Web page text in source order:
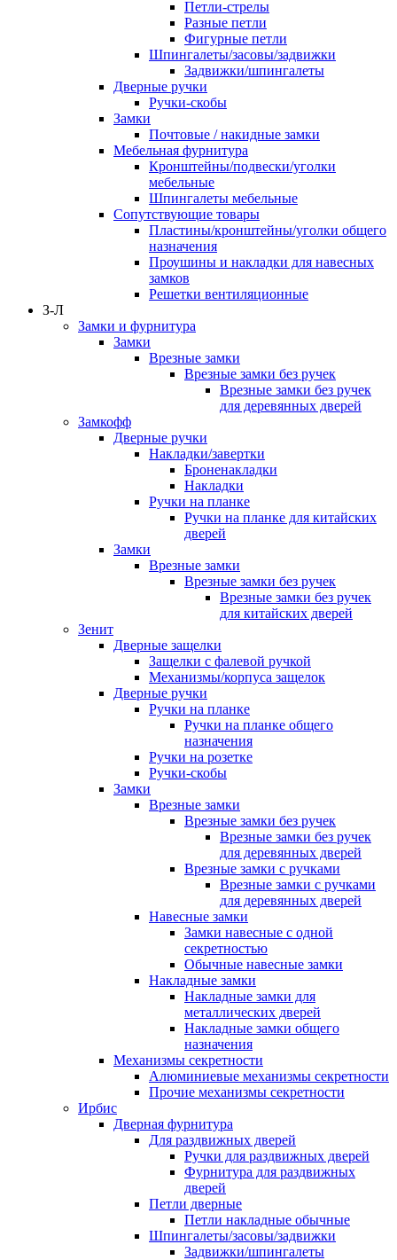
Петли-стрелы
Разные петли
Фигурные петли
Шпингалеты/засовы/задвижки
Задвижки/шпингалеты
Дверные ручки
Ручки-скобы
Замки
Почтовые / накидные замки
Мебельная фурнитура
Кронштейны/подвески/уголки
мебельные
Шпингалеты мебельные
Сопутствующие товары
Пластины/кронштейны/уголки общего
назначения
Проушины и накладки для навесных
замков
Решетки вентиляционные
З-Л
Замки и фурнитура
Замки
Врезные замки
Врезные замки без ручек
Врезные замки без ручек
для деревянных дверей
Замкофф
Дверные ручки
Накладки/завертки
Броненакладки
Накладки
Ручки на планке
Ручки на планке для китайских
дверей
Замки
Врезные замки
Врезные замки без ручек
Врезные замки без ручек
для китайских дверей
Зенит
Дверные защелки
Защелки с фалевой ручкой
Механизмы/корпуса защелок
Дверные ручки
Ручки на планке
Ручки на планке общего
назначения
Ручки на розетке
Ручки-скобы
Замки
Врезные замки
Врезные замки без ручек
Врезные замки без ручек
для деревянных дверей
Врезные замки с ручками
Врезные замки с ручками
для деревянных дверей
Навесные замки
Замки навесные с одной
секретностью
Обычные навесные замки
Накладные замки
Накладные замки для
металлических дверей
Накладные замки общего
назначения
Механизмы секретности
Алюминиевые механизмы секретности
Прочие механизмы секретности
Ирбис
Дверная фурнитура
Для раздвижных дверей
Ручки для раздвижных дверей
Фурнитура для раздвижных
дверей
Петли дверные
Петли накладные обычные
Шпингалеты/засовы/задвижки
Задвижки/шпингалеты